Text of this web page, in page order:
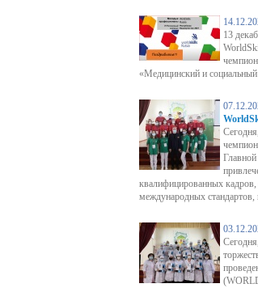
Оказание первой
Общественно -
политическая
13
«Медицинский и
квалифицированных кадров,
международных стандартов,